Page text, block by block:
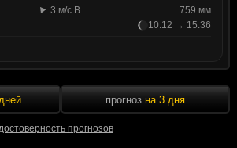
3 м/с В
759 мм
10:12 → 15:36
прогнозов
прогноз на 3 дня